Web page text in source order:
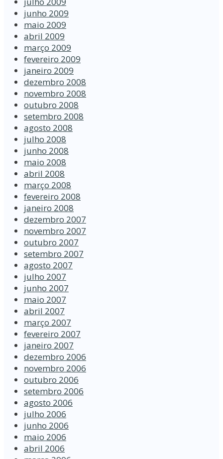
junho 2009
maio 2009
abril 2009
março 2009
fevereiro 2009
janeiro 2009
dezembro 2008
novembro 2008
outubro 2008
setembro 2008
agosto 2008
julho 2008
junho 2008
maio 2008
abril 2008
março 2008
fevereiro 2008
janeiro 2008
dezembro 2007
novembro 2007
outubro 2007
setembro 2007
agosto 2007
julho 2007
junho 2007
maio 2007
abril 2007
março 2007
fevereiro 2007
janeiro 2007
dezembro 2006
novembro 2006
outubro 2006
setembro 2006
agosto 2006
julho 2006
junho 2006
maio 2006
abril 2006